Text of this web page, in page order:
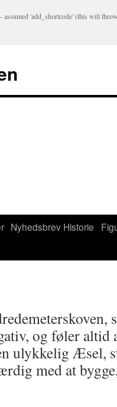
assumed 'add_shortcode' (this will
Nyhedsbrev Historie
og føler altid
ulykkelig Æsel,
med at